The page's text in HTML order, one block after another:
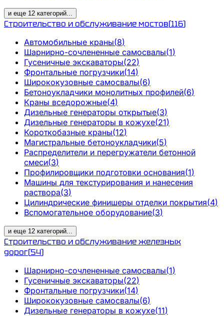
и еще 12 категорий...
Строительство и обслуживание мостов(116)
Автомобильные краны(8)
Шарнирно-сочлененные самосвалы(1)
Гусеничные экскаваторы(22)
Фронтальные погрузчики(14)
Ширококузовные самосвалы(6)
Бетоноукладчики монолитных профилей(6)
Краны вседорожные(4)
Дизельные генераторы открытые(3)
Дизельные генераторы в кожухе(21)
Короткобазные краны(12)
Магистральные бетоноукладчики(5)
Распределители и перегружатели бетонной
смеси(3)
Профилировщики подготовки основания(1)
Машины для текстурирования и нанесения
раствора(3)
Цилиндрические финишеры отделки покрытия(4)
Вспомогательное оборудование(3)
и еще 12 категорий...
Строительство и обслуживание железных
дорог(54)
Шарнирно-сочлененные самосвалы(1)
Гусеничные экскаваторы(22)
Фронтальные погрузчики(14)
Ширококузовные самосвалы(6)
Дизельные генераторы в кожухе(11)